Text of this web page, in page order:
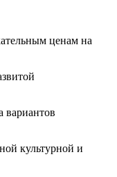
ценам на
вариантов
культурной и